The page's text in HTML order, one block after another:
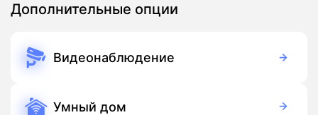
Дополнительные опции
Видеонаблюдение
Подписка
Умный дом